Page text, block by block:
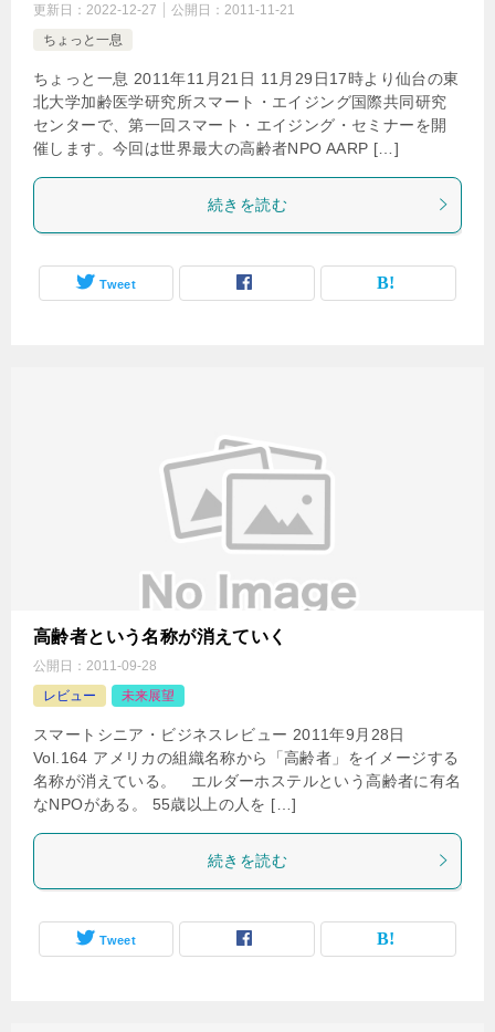
更新日： 2022-12-27 公開日： 2011-11-21
ちょっと一息
ちょっと一息 2011年11月21日 11月29日17時より仙台の東
北大学加齢医学研究所スマート・エイジング国際共同研究
センターで、第一回スマート・エイジング・セミナーを開
催します。今回は世界最大の高齢者NPO AARP […]
続きを読む
Tweet
高齢者という名称が消えていく
公開日： 2011-09-28
レビュー
未来展望
スマートシニア・ビジネスレビュー 2011年9月28日
Vol.164 アメリカの組織名称から「高齢者」をイメージする
名称が消えている。 エルダーホステルという高齢者に有名
なNPOがある。 55歳以上の人を […]
続きを読む
Tweet